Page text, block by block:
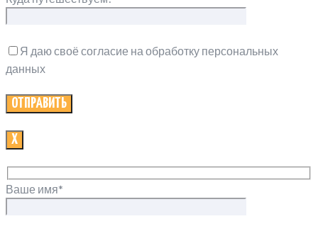
Я даю своё согласие на обработку персональных
данных
Х
Ваше имя*